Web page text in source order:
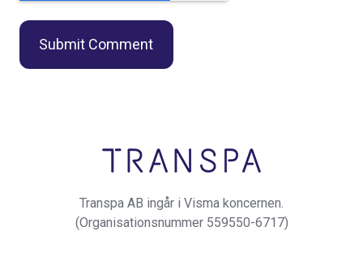
Transpa AB ingår i Visma koncernen.
(Organisationsnummer 559550-6717)